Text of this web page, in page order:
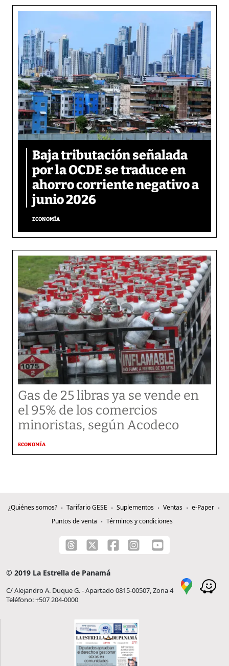
Baja tributación señalada
por la OCDE se traduce en
ahorro corriente negativo a
junio 2026
ECONOMÍA
Gas de 25 libras ya se vende en
el 95% de los comercios
minoristas, según Acodeco
ECONOMÍA
¿Quiénes somos? Tarifario GESE Suplementos Ventas
e-Paper
Puntos de venta
Términos y condiciones
© 2019 La Estrella de Panamá
C/ Alejandro A. Duque G. - Apartado 0815-00507, Zona 4
Teléfono: +507 204-0000